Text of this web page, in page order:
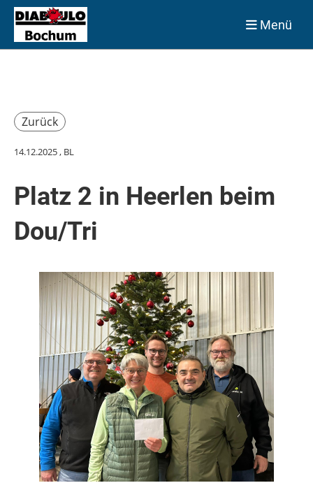
Menü
Zurück
14.12.2025, BL
Platz 2 in Heerlen beim
Dou/Tri